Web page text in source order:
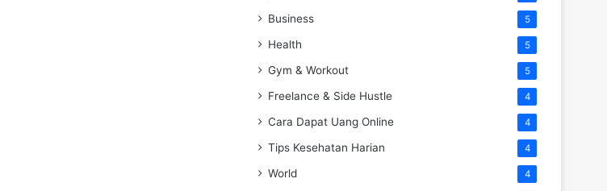
Business 5
Health 5
Gym & Workout 5
Freelance & Side Hustle 4
Cara Dapat Uang Online 4
Tips Kesehatan Harian 4
World 4